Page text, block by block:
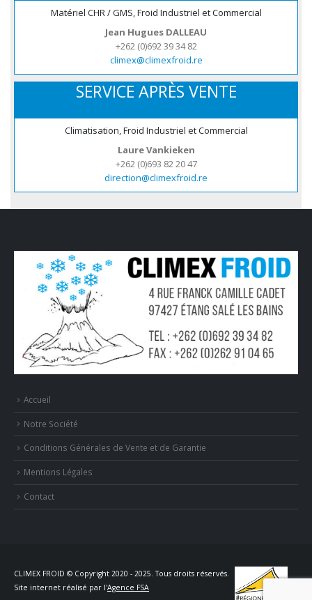
Matériel CHR / GMS, Froid Industriel et Commercial
Jean Hugues DALLEAU
+262 (0)692 39 34 82
climex@climexfroid.re
SERVICE APRÈS VENTE
Climatisation, Froid Industriel et Commercial
Laure Vankieken
+262 (0)693 82 20 47
direction@climexfroid.re
Accueil
Notre Société
Conditions Générales de Vente et de Garantie
Mentions Légales
Contact
CLIMEX FROID © Copyright 2020 - 2025. Tous droits réservés.
Site internet réalisé par l'Agence FSA